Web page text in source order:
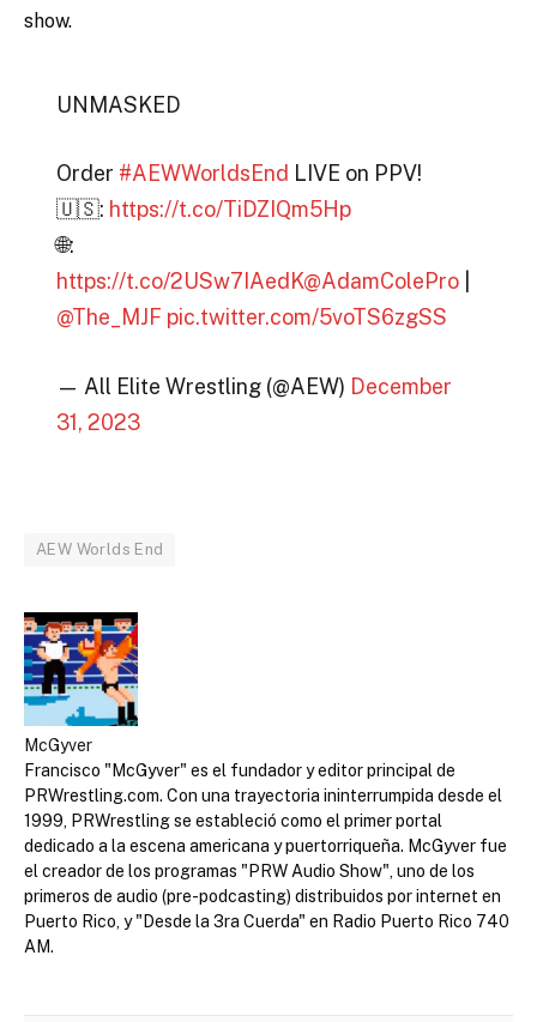
show.
UNMASKED
Order #AEWWorldsEnd LIVE on PPV!
🇺🇸: https://t.co/TiDZIQm5Hp
🌐:
https://t.co/2USw7IAedK@AdamColePro|
@The_MJF pic.twitter.com/5voTS6zgSS
— All Elite Wrestling (@AEW) December
31, 2023
AEW Worlds End
McGyver
Francisco "McGyver" es el fundador y editor principal de
PRWrestling.com. Con una trayectoria ininterrumpida desde el
1999, PRWrestling se estableció como el primer portal
dedicado a la escena americana y puertorriqueña. McGyver fue
el creador de los programas "PRW Audio Show", uno de los
primeros de audio (pre-podcasting) distribuidos por internet en
Puerto Rico, y "Desde la 3ra Cuerda" en Radio Puerto Rico 740
AM.